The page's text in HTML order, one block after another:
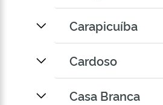
Carapicuíba
Cardoso
Casa Branca